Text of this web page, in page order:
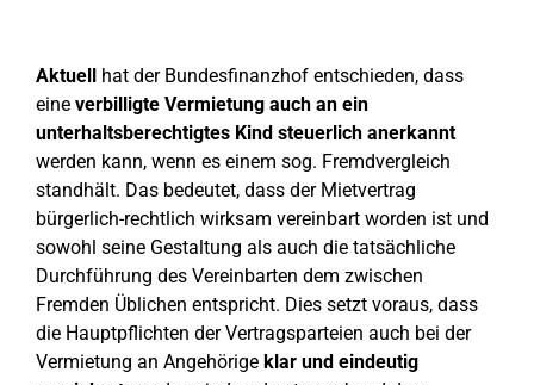
Aktuell hat der Bundesfinanzhof entschieden, dass
eine verbilligte Vermietung auch an ein
unterhaltsberechtigtes Kind steuerlich anerkannt
werden kann, wenn es einem sog. Fremdvergleich
standhält. Das bedeutet, dass der Mietvertrag
bürgerlich-rechtlich wirksam vereinbart worden ist und
sowohl seine Gestaltung als auch die tatsächliche
Durchführung des Vereinbarten dem zwischen
Fremden Üblichen entspricht. Dies setzt voraus, dass
die Hauptpflichten der Vertragsparteien auch bei der
Vermietung an Angehörige klar und eindeutig